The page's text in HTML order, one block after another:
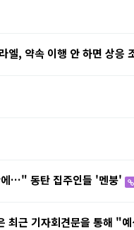
엘, 약속 이행 안 하면 상
…" 동탄 집주인들 '멘붕'
최근 기자회견문을 통해 "